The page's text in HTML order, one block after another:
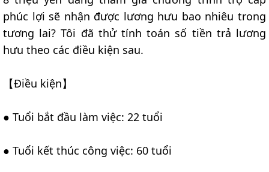
phúc lợi sẽ nhận được lương hưu bao nhiêu trong
tương lai? Tôi đã thử tính toán số tiền trả lương
hưu theo các điều kiện sau.
【Điều kiện】
● Tuổi bắt đầu làm việc: 22 tuổi
● Tuổi kết thúc công việc: 60 tuổi